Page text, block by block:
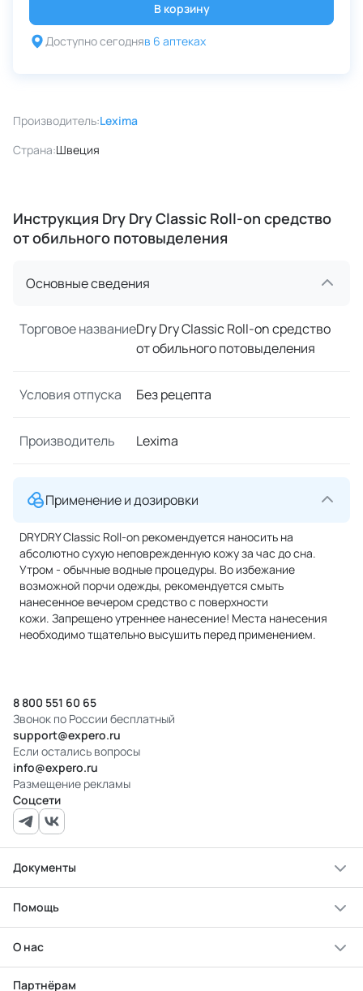
В корзину
Доступно сегодняв 6 аптеках
Производитель:Lexima
Страна:Швеция
Инструкция Dry Dry Classic Roll-on средство
от обильного потовыделения
Основные сведения
Торговое названиеDry Dry Classic Roll-on средство
от обильного потовыделения
Условия отпуска Без рецепта
Производитель Lexima
Применение и дозировки
DRYDRY Classic Roll-on рекомендуется наносить на
абсолютно сухую неповрежденную кожу за час до сна.
Утром - обычные водные процедуры. Во избежание
возможной порчи одежды, рекомендуется смыть
нанесенное вечером средство с поверхности
кожи. Запрещено утреннее нанесение! Места нанесения
необходимо тщательно высушить перед применением.
8 800 551 60 65
Звонок по России бесплатный
support@expero.ru
Если остались вопросы
info@expero.ru
Размещение рекламы
Соцсети
Документы
Помощь
О нас
Партнёрам